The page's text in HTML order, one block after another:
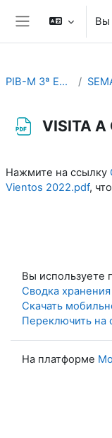
Перейти к
Боковая панель
Вы
PIB-M 3ª Edición (fase práctica)
VISITA A
Нажмите на ссылку
Vientos 2022.pdf,
Вы используете
Сводка
Скачать
Переключить на
На платформе